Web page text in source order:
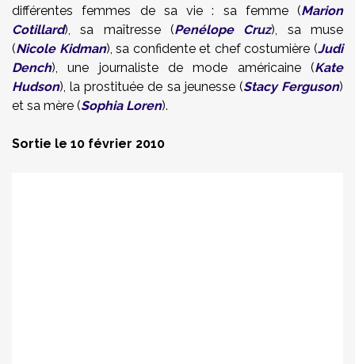
différentes femmes de sa vie : sa femme (Marion
Cotillard), sa maîtresse (Penélope Cruz), sa muse
(Nicole Kidman), sa confidente et chef costumière (Judi
Dench), une journaliste de mode américaine (Kate
Hudson), la prostituée de sa jeunesse (Stacy Ferguson)
et sa mère (Sophia Loren).
Sortie le 10 février 2010